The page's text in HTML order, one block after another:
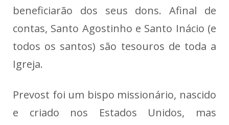
beneficiarão dos seus dons. Afinal de
contas, Santo Agostinho e Santo Inácio (e
todos os santos) são tesouros de toda a
Igreja.
Prevost foi um bispo missionário, nascido
e criado nos Estados Unidos, mas